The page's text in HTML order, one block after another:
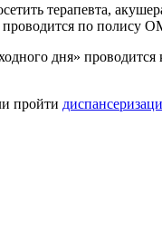
терапевта,
проводится по полису
дня»
пройти